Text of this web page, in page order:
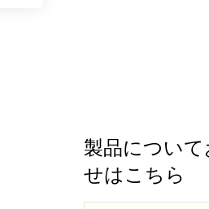
製品につい
せはこちら